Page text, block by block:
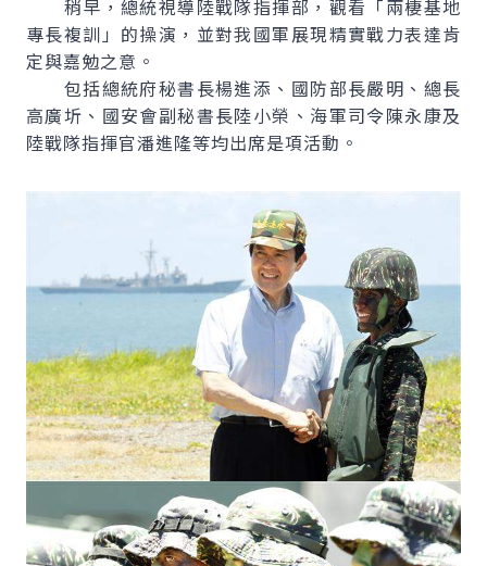
稍早，總統視導陸戰隊指揮部，觀看「兩棲基地
專長複訓」的操演，並對我國軍展現精實戰力表達肯
定與嘉勉之意。
包括總統府秘書長楊進添、國防部長嚴明、總長
高廣圻、國安會副秘書長陸小榮、海軍司令陳永康及
陸戰隊指揮官潘進隆等均出席是項活動。